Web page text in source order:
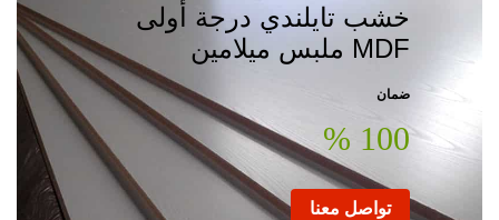
خشب تايلندي درجة أولى
MDF ملبس ميلامين
ضمان
100 %
تواصل معنا